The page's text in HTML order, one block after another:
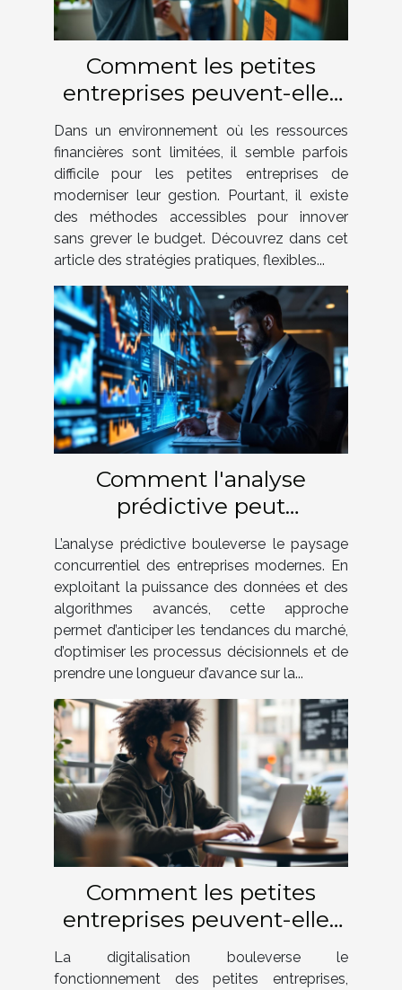
Comment les petites
entreprises peuvent-elles
innover en gestion sans
grands budgets ?
Dans un environnement où les ressources
financières sont limitées, il semble parfois
difficile pour les petites entreprises de
moderniser leur gestion. Pourtant, il existe
des méthodes accessibles pour innover
sans grever le budget. Découvrez dans cet
article des stratégies pratiques, flexibles...
Comment l'analyse
prédictive peut
révolutionner votre
stratégie d'entreprise
L’analyse prédictive bouleverse le paysage
concurrentiel des entreprises modernes. En
exploitant la puissance des données et des
algorithmes avancés, cette approche
permet d’anticiper les tendances du marché,
d’optimiser les processus décisionnels et de
prendre une longueur d’avance sur la...
Comment les petites
entreprises peuvent-elles
surmonter les défis de la
digitalisation ?
La digitalisation bouleverse le
fonctionnement des petites entreprises,